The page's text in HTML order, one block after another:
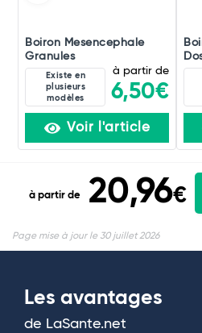
Boiron Mesencephale
Granules
Existe en
plusieurs
modèles
à partir de
6,50€
Voir l'article
à partir de 20,96€
Page mise à jour le 30 juillet 2026
Les avantages
de LaSante.net